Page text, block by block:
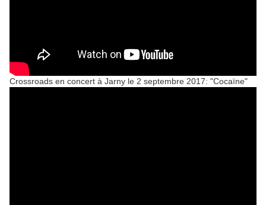
Crossroads en concert à Jarny le 2 septembre 2017: "Cocaïne"